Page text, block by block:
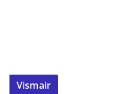
Vismair